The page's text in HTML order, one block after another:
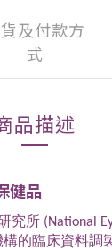
及付款方
式
品描述
健品
所 (National
構的臨床資料調